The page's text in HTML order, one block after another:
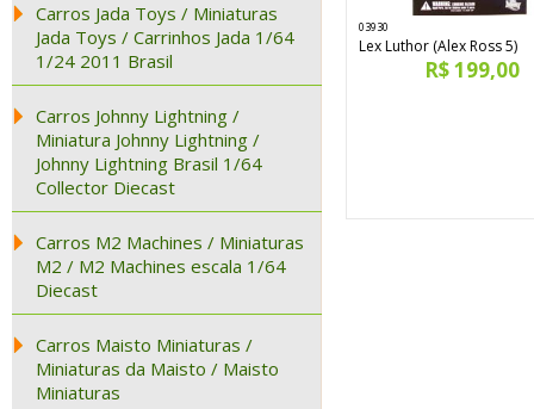
Carros Jada Toys / Miniaturas
Jada Toys / Carrinhos Jada 1/64
1/24 2011 Brasil
Carros Johnny Lightning /
Miniatura Johnny Lightning /
Johnny Lightning Brasil 1/64
Collector Diecast
Carros M2 Machines / Miniaturas
M2 / M2 Machines escala 1/64
Diecast
Carros Maisto Miniaturas /
Miniaturas da Maisto / Maisto
Miniaturas
03930
Lex Luthor (Alex Ross 5)
R$ 199,00